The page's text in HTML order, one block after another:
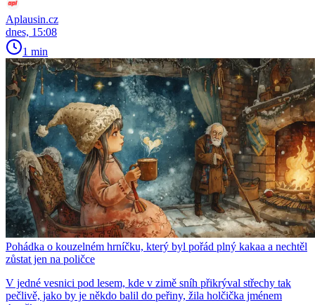
Aplausin.cz
dnes, 15:08
1 min
Pohádka o kouzelném hrníčku, který byl pořád plný kakaa a nechtěl
zůstat jen na poličce
V jedné vesnici pod lesem, kde v zimě sníh přikrýval střechy tak
pečlivě, jako by je někdo balil do peřiny, žila holčička jménem